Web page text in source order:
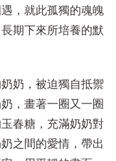
，就此孤獨的魂魄
期下來所培養的默
奶，被迫獨自抵禦
，畫著一圈又一圈
春糖，充滿奶奶對
之間的愛情，帶出